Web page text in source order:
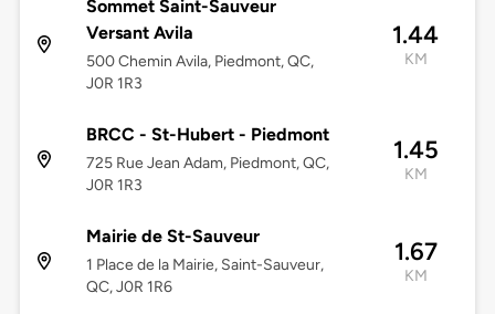
Sommet Saint-Sauveur
Versant Avila
500 Chemin Avila, Piedmont, QC,
J0R 1R3
1.44
KM
BRCC - St-Hubert - Piedmont
725 Rue Jean Adam, Piedmont, QC,
J0R 1R3
1.45
KM
Mairie de St-Sauveur
1 Place de la Mairie, Saint-Sauveur,
QC, J0R 1R6
1.67
KM